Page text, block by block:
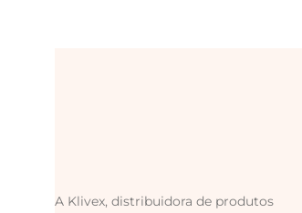
A Klivex, distribuidora de produtos